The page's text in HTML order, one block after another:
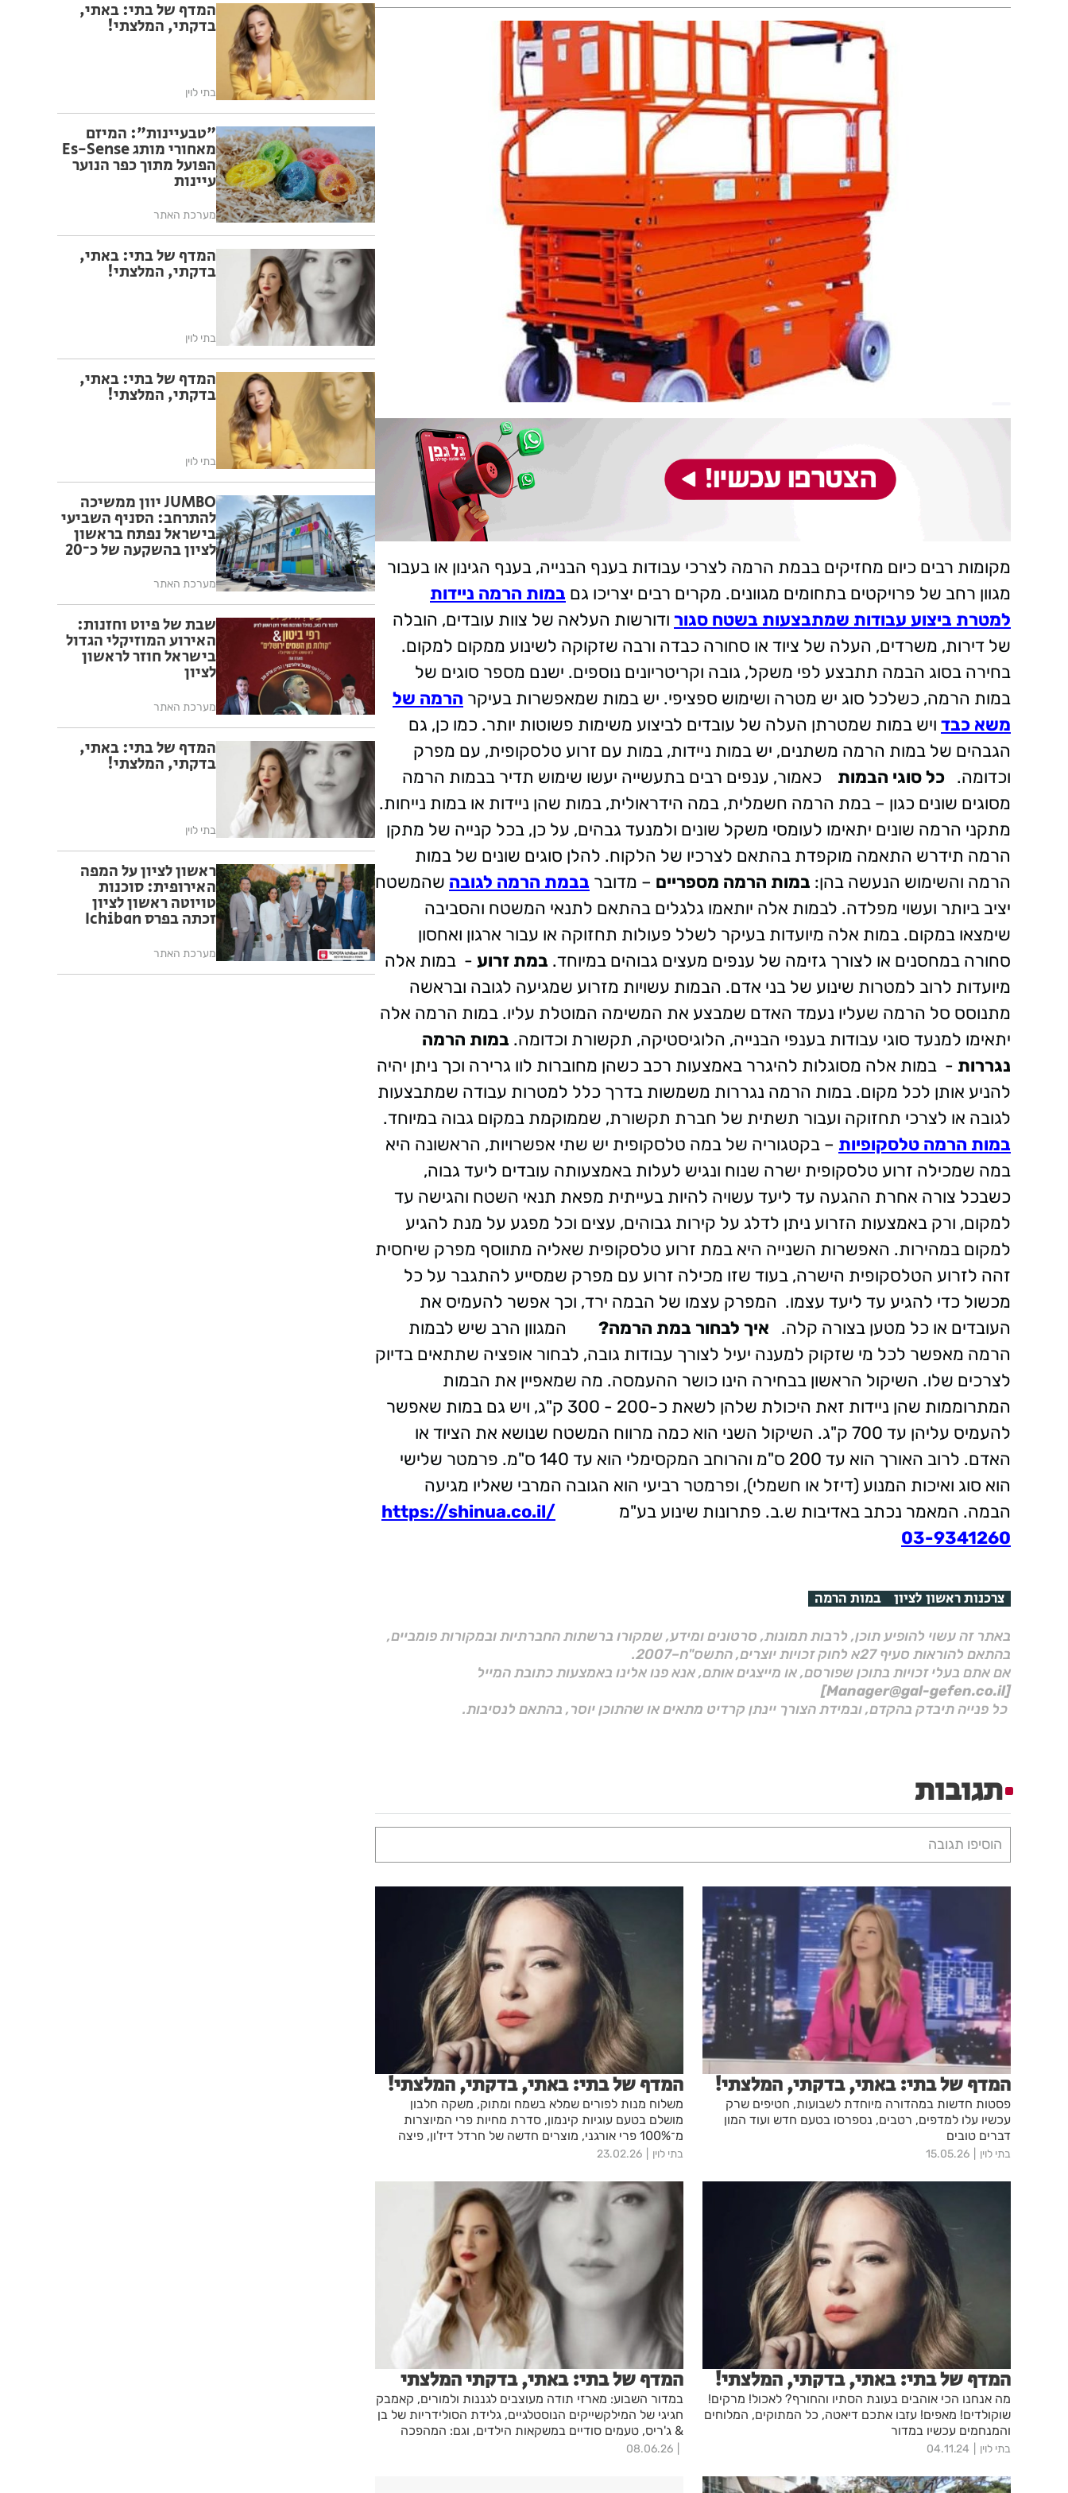
מקומות רבים כיום מחזיקים בבמת הרמה לצרכי עבודות בענף הבנייה, בענף הגינון או בעבור
מגוון רחב של פרויקטים בתחומים מגוונים. מקרים רבים יצריכו גם במות הרמה ניידות
למטרת ביצוע עבודות שמתבצעות בשטח סגור ודורשות העלאה של צוות עובדים, הובלה
של דירות, משרדים, העלה של ציוד או סחורה כבדה ורבה שזקוקה לשינוע ממקום למקום.
בחירה בסוג הבמה תתבצע לפי משקל, גובה וקריטריונים נוספים. ישנם מספר סוגים של
במות הרמה, כשלכל סוג יש מטרה ושימוש ספציפי. יש במות שמאפשרות בעיקר הרמה של
משא כבד ויש במות שמטרתן העלה של עובדים לביצוע משימות פשוטות יותר. כמו כן, גם
הגבהים של במות הרמה משתנים, יש במות ניידות, במות עם זרוע טלסקופית, עם מפרק
וכדומה. כל סוגי הבמות
כאמור, ענפים רבים בתעשייה יעשו שימוש תדיר בבמות הרמה
מסוגים שונים כגון – במת הרמה חשמלית, במה הידראולית, במות שהן ניידות או במות נייחות.
מתקני הרמה שונים יתאימו לעומסי משקל שונים ולמנעד גבהים, על כן, בכל קנייה של מתקן
הרמה תידרש התאמה מוקפדת בהתאם לצרכיו של הלקוח. להלן סוגים שונים של במות
הרמה והשימוש הנעשה בהן: במות הרמה מספריים – מדובר בבמת הרמה לגובה שהמשטח
יציב ביותר ועשוי מפלדה. לבמות אלה יותאמו גלגלים בהתאם לתנאי המשטח והסביבה
שימצאו במקום. במות אלה מיועדות בעיקר לשלל פעולות תחזוקה או עבור ארגון ואחסון
סחורה במחסנים או לצורך גזימה של ענפים מעצים גבוהים במיוחד. במת זרוע - במות אלה
מיועדות לרוב למטרות שינוע של בני אדם. הבמות עשויות מזרוע שמגיעה לגובה ובראשה
מתנוסס סל הרמה שעליו נעמד האדם שמבצע את המשימה המוטלת עליו. במות הרמה אלה
יתאימו למנעד סוגי עבודות בענפי הבנייה, הלוגיסטיקה, תקשורת וכדומה. במות הרמה
נגררות - במות אלה מסוגלות להיגרר באמצעות רכב כשהן מחוברות לוו גרירה וכך ניתן יהיה
להניע אותן לכל מקום. במות הרמה נגררות משמשות בדרך כלל למטרות עבודה שמתבצעות
לגובה או לצרכי תחזוקה ועבור תשתית של חברת תקשורת, שממוקמת במקום גבוה במיוחד.
במות הרמה טלסקופיות – בקטגוריה של במה טלסקופית יש שתי אפשרויות, הראשונה היא
במה שמכילה זרוע טלסקופית ישרה שנוח ונגיש לעלות באמצעותה עובדים ליעד גבוה,
כשבכל צורה אחרת ההגעה עד ליעד עשויה להיות בעייתית מפאת תנאי השטח והגישה עד
למקום, ורק באמצעות הזרוע ניתן לדלג על קירות גבוהים, עצים וכל מפגע על מנת להגיע
למקום במהירות. האפשרות השנייה היא במת זרוע טלסקופית שאליה מתווסף מפרק שיחסית
זהה לזרוע הטלסקופית הישרה, בעוד שזו מכילה זרוע עם מפרק שמסייע להתגבר על כל
מכשול כדי להגיע עד ליעד עצמו. המפרק עצמו של הבמה ירד, וכך אפשר להעמיס את
העובדים או כל מטען בצורה קלה. איך לבחור במת הרמה?
המגוון הרב שיש לבמות
הרמה מאפשר לכל מי שזקוק למענה יעיל לצורך עבודות גובה, לבחור אופציה שתתאים בדיוק
לצרכים שלו. השיקול הראשון בבחירה הינו כושר ההעמסה. מה שמאפיין את הבמות
המתרוממות שהן ניידות זאת היכולת שלהן לשאת כ-200 - 300 ק"ג, ויש גם במות שאפשר
להעמיס עליהן עד 700 ק"ג. השיקול השני הוא כמה מרווח המשטח שנושא את הציוד או
האדם. לרוב האורך הוא עד 200 ס"מ והרוחב המקסימלי הוא עד 140 ס"מ. פרמטר שלישי
הוא סוג ואיכות המנוע (דיזל או חשמלי), ופרמטר רביעי הוא הגובה המרבי שאליו מגיעה
הבמה. המאמר נכתב באדיבות ש.ב. פתרונות שינוע בע"מ
https://shinua.co.il/
03-9341260
צרכנות ראשון לציון במות הרמה
באתר זה עשוי להופיע תוכן, לרבות תמונות, סרטונים ומידע, שמקורו ברשתות החברתיות ובמקורות פומביים,
בהתאם להוראות סעיף 27א לחוק זכויות יוצרים, התשס"ח–2007.
אם אתם בעלי זכויות בתוכן שפורסם, או מייצגים אותם, אנא פנו אלינו באמצעות כתובת המייל
[Manager@gal-gefen.co.il]
כל פנייה תיבדק בהקדם, ובמידת הצורך יינתן קרדיט מתאים או שהתוכן יוסר, בהתאם לנסיבות.
תגובות
הוסיפו תגובה
המדף של בתי: באתי, בדקתי, המלצתי!
פסטות חדשות במהדורה מיוחדת לשבועות, חטיפים שרק
עכשיו עלו למדפים, רטבים, נספרסו בטעם חדש ועוד המון
דברים טובים
בתי לוין 15.05.26
המדף של בתי: באתי, בדקתי, המלצתי!
משלוח מנות לפורים שמלא בשמח ומתוק, משקה חלבון
מושלם בטעם עוגיות קינמון, סדרת מחיות פרי המיוצרות
מ־100% פרי אורגני, מוצרים חדשה של חרדל דיז'ון, פיצה
חדשה היישר מ
בתי לוין 23.02.26
המדף של בתי: באתי, בדקתי, המלצתי!
מה אנחנו הכי אוהבים בעונת הסתיו והחורף? לאכול! מרקים!
שוקולדים! מאפים! עזבו אתכם דיאטה, כל המתוקים, המלוחים
והמנחמים עכשיו במדור
בתי לוין 04.11.24
המדף של בתי: באתי, בדקתי המלצתי
במדור השבוע: מארזי תודה מעוצבים לגננות ולמורים, קאמבק
חגיגי של המילקשייקים הנוסטלגיים, גלידת הסולידריות של בן
& ג'ריס, טעמים סודיים במשקאות הילדים, וגם: המהפכה
הבריאותית של "מלכת הג'לי" והסדרה שתציל אתכם מכאבי
08.06.26
המדף של בתי: באתי,
בדקתי, המלצתי!
בתי לוין
"טבעיינות": המיזם
מאחורי מותג Es-Sense
הפועל מתוך כפר הנוער
עיינות
מערכת האתר
המדף של בתי: באתי,
בדקתי, המלצתי!
בתי לוין
המדף של בתי: באתי,
בדקתי, המלצתי!
בתי לוין
JUMBO יוון ממשיכה
להתרחב: הסניף השביעי
בישראל נפתח בראשון
לציון בהשקעה של כ־20
מערכת האתר
שבת של פיוט וחזנות:
האירוע המוזיקלי הגדול
בישראל חוזר לראשון
לציון
מערכת האתר
המדף של בתי: באתי,
בדקתי, המלצתי!
בתי לוין
ראשון לציון על המפה
האירופית: סוכנות
טויוטה ראשון לציון
זכתה בפרס Ichiban
בחוויית לקוח של טויוטה
מערכת האתר